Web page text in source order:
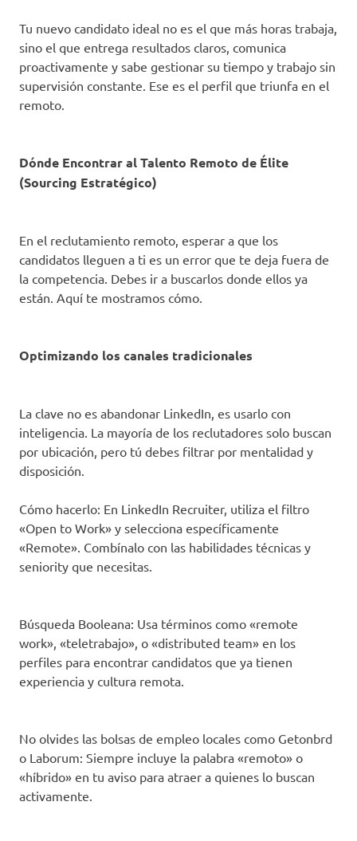
Tu nuevo candidato ideal no es el que más horas trabaja,
sino el que entrega resultados claros, comunica
proactivamente y sabe gestionar su tiempo y trabajo sin
supervisión constante. Ese es el perfil que triunfa en el
remoto.
Dónde Encontrar al Talento Remoto de Élite
(Sourcing Estratégico)
En el reclutamiento remoto, esperar a que los
candidatos lleguen a ti es un error que te deja fuera de
la competencia. Debes ir a buscarlos donde ellos ya
están. Aquí te mostramos cómo.
Optimizando los canales tradicionales
La clave no es abandonar LinkedIn, es usarlo con
inteligencia. La mayoría de los reclutadores solo buscan
por ubicación, pero tú debes filtrar por mentalidad y
disposición.
Cómo hacerlo: En LinkedIn Recruiter, utiliza el filtro
«Open to Work» y selecciona específicamente
«Remote». Combínalo con las habilidades técnicas y
seniority que necesitas.
Búsqueda Booleana: Usa términos como «remote
work», «teletrabajo», o «distributed team» en los
perfiles para encontrar candidatos que ya tienen
experiencia y cultura remota.
No olvides las bolsas de empleo locales como Getonbrd
o Laborum: Siempre incluye la palabra «remoto» o
«híbrido» en tu aviso para atraer a quienes lo buscan
activamente.